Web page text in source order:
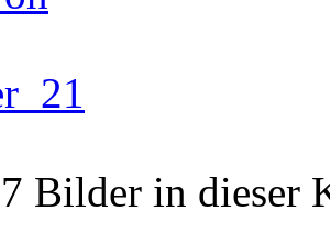
Bilder in dieser